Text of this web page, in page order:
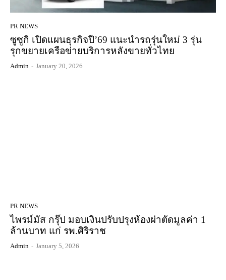
PR NEWS
ซูซูกิ เปิดแผนธุรกิจปี’69 แนะนำรถรุ่นใหม่ 3 รุ่น
รุกขยายเครือข่ายบริการหลังขายทั่วไทย
Admin - January 20, 2026
PR NEWS
ไพรม์มัส กรุ๊ป มอบเงินปรับปรุงห้องผ่าตัดมูลค่า 1
ล้านบาท แก่ รพ.ศิริราช
Admin - January 5, 2026